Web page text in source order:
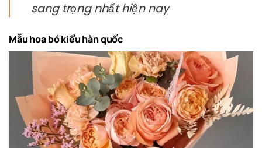
sang trọng nhất hiện nay
Mẫu hoa bó kiểu hàn quốc